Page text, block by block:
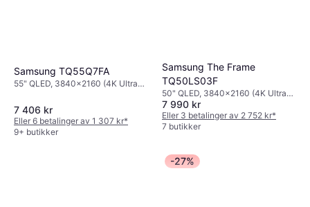
Samsung TQ55Q7FA
55" QLED, 3840x2160 (4K Ultra
7 406 kr
Eller 6 betalinger av 1 307 kr*
9+ butikker
Samsung The Frame
TQ50LS03F
50" QLED, 3840x2160 (4K Ultra
HD), Smart TV
7 990 kr
Eller 3 betalinger av 2 752 kr*
7 butikker
-27%